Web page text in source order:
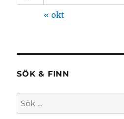
« okt
SÖK & FINN
Sök
efter: